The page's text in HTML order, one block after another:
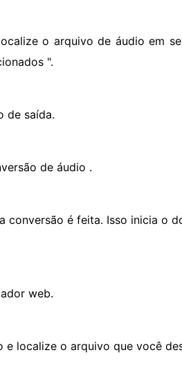
o arquivo de áudio em
".
de saída.
de áudio .
conversão é feita. Isso inicia o
web.
e localize o arquivo que você